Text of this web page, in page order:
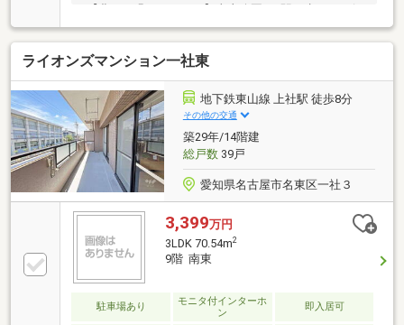
ける好アクセス！休日のお出かけやお散歩に最適！
【暮らしの利便性】セブンイレブンが歩いてすぐ！ち
ょっとした買い物も一瞬で済む快適さ♪【抜群の通
学・子育て環境】学校まではしっかり整備された歩道
で安心通学。公園や大型文具店「ジムキング」がすぐ
そば！【充実のグルメ環境】名店イタリアン「ジラソ
ーレ」をはじめ、魅力的な飲食店が身近に揃う贅沢な
ロケーション◎住宅ローンのご相談も承っておりま
す！物件の詳細等お気軽にお問い合わせください♪
ライオンズマンション一社東
地下鉄東山線 上社駅 徒歩8分
その他の交通
築29年/14階建
総戸数39戸
愛知県名古屋市名東区一社３
3,399万円
3LDK 70.54m2
9階 南東
駐車場あり
モニタ付インターホ
ン
即入居可